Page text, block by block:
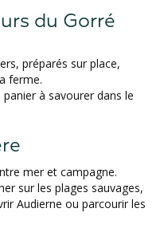
du Gorré
préparés sur place,
ferme.
à savourer dans le
mer et campagne.
sur les plages sauvages,
Audierne ou parcourir les